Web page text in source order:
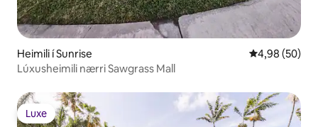
Heimili í Sunrise 4,98 af 5 í
4,98 (50)
Lúxusheimili nærri Sawgrass Mall
Luxe
Luxe